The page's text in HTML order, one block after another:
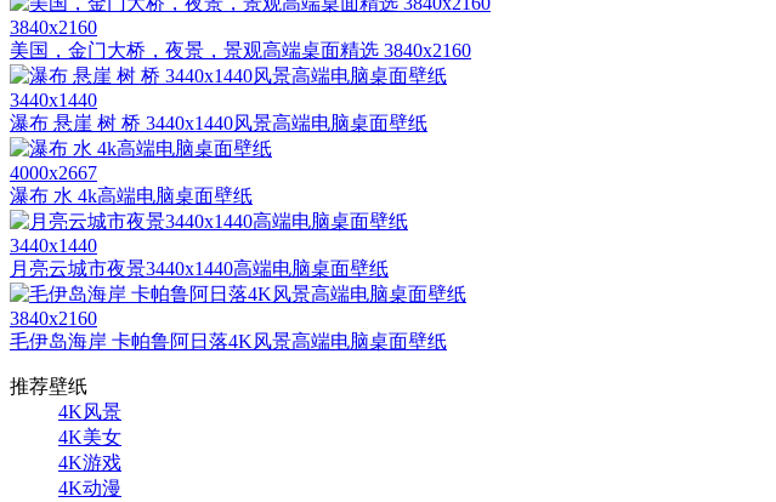
3840x2160
美国，金门大桥，夜景，景观高端桌面精选 3840x2160
3440x1440
瀑布 悬崖 树 桥 3440x1440风景高端电脑桌面壁纸
4000x2667
瀑布 水 4k高端电脑桌面壁纸
3440x1440
月亮云城市夜景3440x1440高端电脑桌面壁纸
3840x2160
毛伊岛海岸 卡帕鲁阿日落4K风景高端电脑桌面壁纸
推荐壁纸
4K风景
4K美女
4K游戏
4K动漫